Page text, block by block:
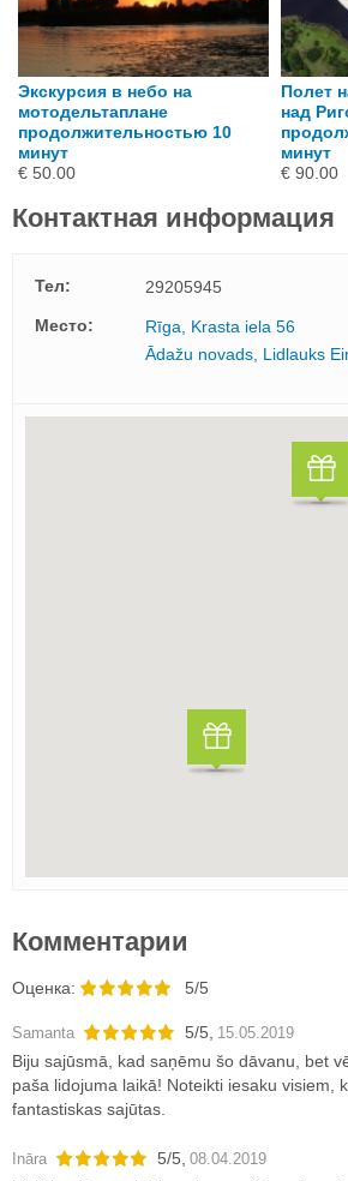
Экскурсия в небо на
мотодельтаплане
продолжительностью 10
минут
€ 50.00
Полет
над
минут
€ 90.00
Контактная информация
Тел:
29205945
Mесто:
Rīga, Krasta iela 56
Ādažu novads, Lidlauks
Комментарии
Oценка: 5/5
Samanta 5/5, 15.05.2019
Biju sajūsmā, kad saņēmu šo dāvanu, bet
paša lidojuma laikā! Noteikti iesaku visiem,
fantastiskas sajūtas.
Ināra 5/5, 08.04.2019